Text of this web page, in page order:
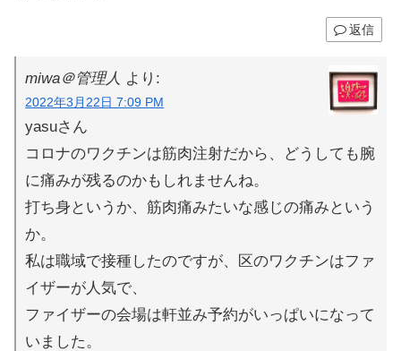
返信
miwa＠管理人 より:
2022年3月22日 7:09 PM
yasuさん
コロナのワクチンは筋肉注射だから、どうしても腕
に痛みが残るのかもしれませんね。
打ち身というか、筋肉痛みたいな感じの痛みという
か。
私は職域で接種したのですが、区のワクチンはファ
イザーが人気で、
ファイザーの会場は軒並み予約がいっぱいになって
いました。